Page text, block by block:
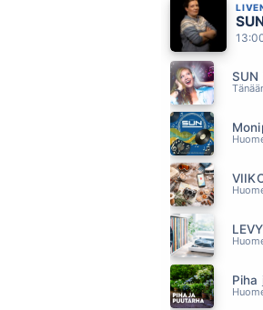
09.23
09.17
09.14
ANTTI
09.11
09.07
SUVI
09.03
Piha